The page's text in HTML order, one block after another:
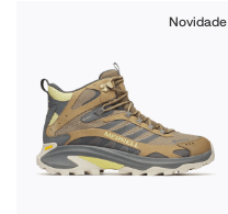
Novidade